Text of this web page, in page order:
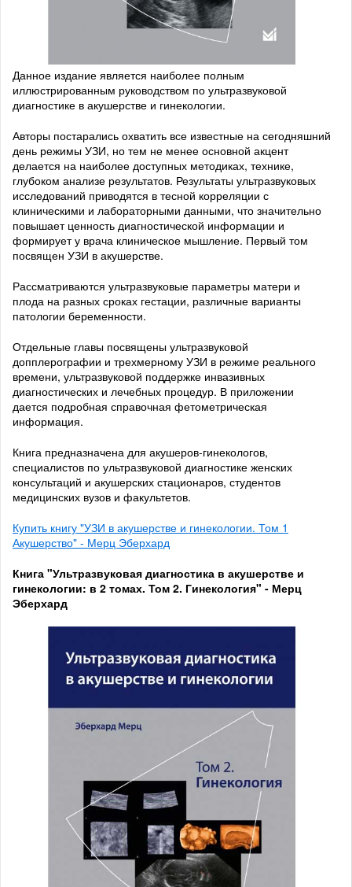
Данное издание является наиболее полным
иллюстрированным руководством по ультразвуковой
диагностике в акушерстве и гинекологии.
Авторы постарались охватить все известные на сегодняшний
день режимы УЗИ, но тем не менее основной акцент
делается на наиболее доступных методиках, технике,
глубоком анализе результатов. Результаты ультразвуковых
исследований приводятся в тесной корреляции с
клиническими и лабораторными данными, что значительно
повышает ценность диагностической информации и
формирует у врача клиническое мышление. Первый том
посвящен УЗИ в акушерстве.
Рассматриваются ультразвуковые параметры матери и
плода на разных сроках гестации, различные варианты
патологии беременности.
Отдельные главы посвящены ультразвуковой
допплерографии и трехмерному УЗИ в режиме реального
времени, ультразвуковой поддержке инвазивных
диагностических и лечебных процедур. В приложении
дается подробная справочная фетометрическая
информация.
Книга предназначена для акушеров-гинекологов,
специалистов по ультразвуковой диагностике женских
консультаций и акушерских стационаров, студентов
медицинских вузов и факультетов.
Купить книгу "УЗИ в акушерстве и гинекологии. Том 1
Акушерство" - Мерц Эберхард
Книга "Ультразвуковая диагностика в акушерстве и
гинекологии: в 2 томах. Том 2. Гинекология" - Мерц
Эберхард